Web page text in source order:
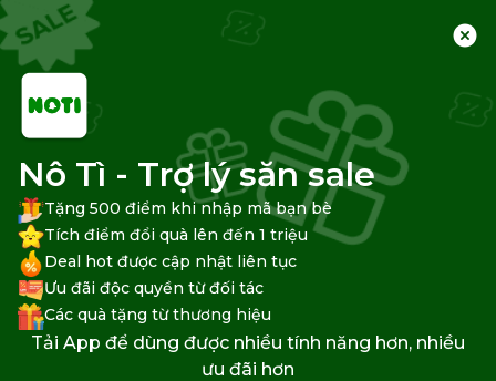
Trang chủ
Shopee
Thanh toán Shopee
Cách xóa tài khoản ShopeePay
đơn giản nhất
Vì một lí do nào đó mà bạn muốn xóa tài
Nô Tì - Trợ lý săn sale
Tặng 500 điểm khi nhập mã bạn bè
Tích điểm đổi quà lên đến 1 triệu
Deal hot được cập nhật liên tục
Ưu đãi độc quyền từ đối tác
Các quà tặng từ thương hiệu
Tải App để dùng được nhiều tính năng hơn, nhiều
ưu đãi hơn